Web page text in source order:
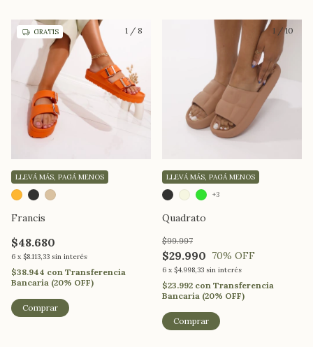
1 / 8
GRATIS
Francis
$48.680
6 x $8.113,33 sin interés
LLEVÁ MÁS, PAGÁ MENOS
$38.944 con Transferencia
Bancaria (20% OFF)
Comprar
1 /10
Quadrato
$29.990
$99.997
70% OFF
6 x $4.998,33 sin interés
LLEVÁ MÁS, PAGÁ MENOS
$23.992 con Transferencia
Bancaria (20% OFF)
+3
Comprar